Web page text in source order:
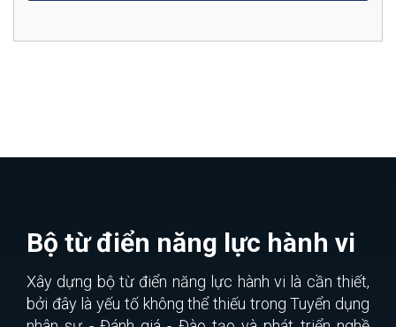
Bộ từ điển năng lực hành vi
Xây dựng bộ từ điển năng lực hành vi là cần thiết,
bởi đây là yếu tố không thể thiếu trong Tuyển dụng